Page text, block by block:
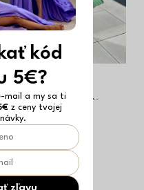
Vyrobené v EÚ
zelené krátke
šaty CLAURA
zlatým pásikom
€
kód
5€?
mail a my sa ti
z ceny tvojej